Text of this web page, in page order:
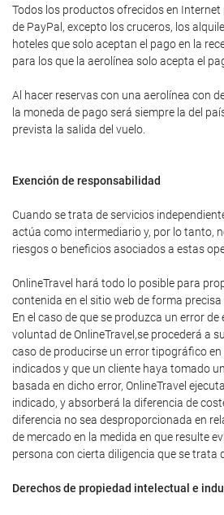
Todos los productos ofrecidos en
de PayPal, excepto los cruceros, los
hoteles que solo aceptan el pago en la
para los que la aerolínea solo acepta el
Al hacer reservas con una aerolínea con
la moneda de pago será siempre la del
prevista la salida del vuelo.
Exención de responsabilidad
Cuando se trata de servicios
actúa como intermediario y, por lo tanto,
riesgos o beneficios asociados a estas
OnlineTravel hará todo lo posible para
contenida en el sitio web de forma
En el caso de que se produzca un error de
voluntad de OnlineTravel,se procederá a
caso de producirse un error tipográfico
indicados y que un cliente haya tomado
basada en dicho error, OnlineTravel
indicado, y absorberá la diferencia de
diferencia no sea desproporcionada en
de mercado en la medida en que resulte
persona con cierta diligencia que se trata
Derechos de propiedad intelectual e